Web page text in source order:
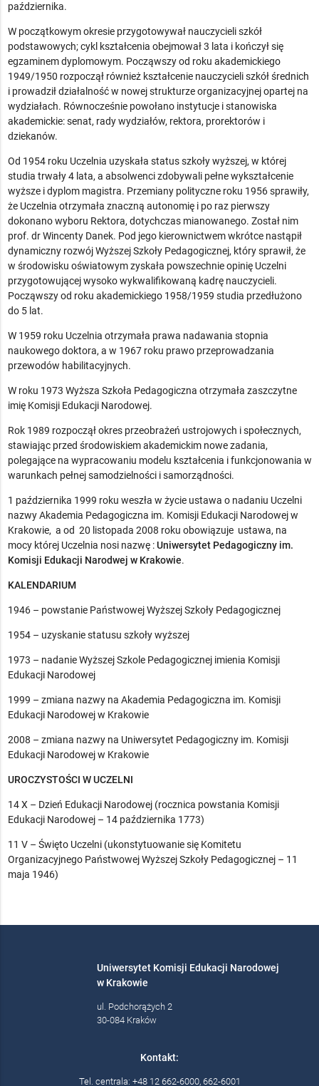
października.
W początkowym okresie przygotowywał nauczycieli szkół
podstawowych; cykl kształcenia obejmował 3 lata i kończył się
egzaminem dyplomowym. Począwszy od roku akademickiego
1949/1950 rozpoczął również kształcenie nauczycieli szkół średnich
i prowadził działalność w nowej strukturze organizacyjnej opartej na
wydziałach. Równocześnie powołano instytucje i stanowiska
akademickie: senat, rady wydziałów, rektora, prorektorów i
dziekanów.
Od 1954 roku Uczelnia uzyskała status szkoły wyższej, w której
studia trwały 4 lata, a absolwenci zdobywali pełne wykształcenie
wyższe i dyplom magistra. Przemiany polityczne roku 1956 sprawiły,
że Uczelnia otrzymała znaczną autonomię i po raz pierwszy
dokonano wyboru Rektora, dotychczas mianowanego. Został nim
prof. dr Wincenty Danek. Pod jego kierownictwem wkrótce nastąpił
dynamiczny rozwój Wyższej Szkoły Pedagogicznej, który sprawił, że
w środowisku oświatowym zyskała powszechnie opinię Uczelni
przygotowującej wysoko wykwalifikowaną kadrę nauczycieli.
Począwszy od roku akademickiego 1958/1959 studia przedłużono
do 5 lat.
W 1959 roku Uczelnia otrzymała prawa nadawania stopnia
naukowego doktora, a w 1967 roku prawo przeprowadzania
przewodów habilitacyjnych.
W roku 1973 Wyższa Szkoła Pedagogiczna otrzymała zaszczytne
imię Komisji Edukacji Narodowej.
Rok 1989 rozpoczął okres przeobrażeń ustrojowych i społecznych,
stawiając przed środowiskiem akademickim nowe zadania,
polegające na wypracowaniu modelu kształcenia i funkcjonowania w
warunkach pełnej samodzielności i samorządności.
1 października 1999 roku weszła w życie ustawa o nadaniu Uczelni
nazwy Akademia Pedagogiczna im. Komisji Edukacji Narodowej w
Krakowie, a od 20 listopada 2008 roku obowiązuje ustawa, na
mocy której Uczelnia nosi nazwę :Uniwersytet Pedagogiczny im.
Komisji Edukacji Narodwej w Krakowie.
KALENDARIUM
1946 – powstanie Państwowej Wyższej Szkoły Pedagogicznej
1954 – uzyskanie statusu szkoły wyższej
1973 – nadanie Wyższej Szkole Pedagogicznej imienia Komisji
Edukacji Narodowej
1999 – zmiana nazwy na Akademia Pedagogiczna im. Komisji
Edukacji Narodowej w Krakowie
2008 – zmiana nazwy na Uniwersytet Pedagogiczny im. Komisji
Edukacji Narodowej w Krakowie
UROCZYSTOŚCI W UCZELNI
14 X – Dzień Edukacji Narodowej (rocznica powstania Komisji
Edukacji Narodowej – 14 października 1773)
11 V – Święto Uczelni (ukonstytuowanie się Komitetu
Organizacyjnego Państwowej Wyższej Szkoły Pedagogicznej – 11
maja 1946)
Uniwersytet Komisji Edukacji Narodowej
w Krakowie
ul. Podchorążych 2
30-084 Kraków
Kontakt:
Tel. centrala: +48 12 662-6000, 662-6001